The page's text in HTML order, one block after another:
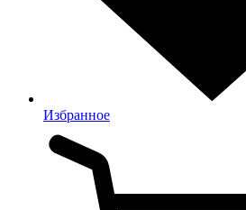
Избранное